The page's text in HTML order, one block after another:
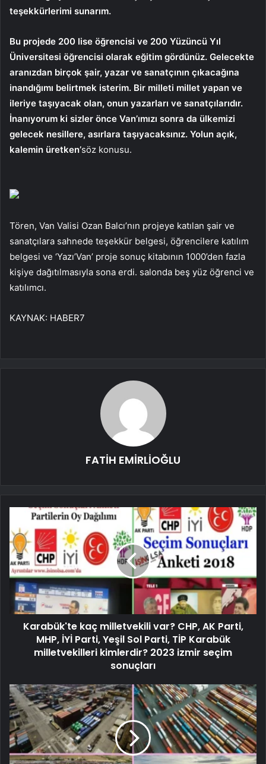
teşekkürlerimi sunarım.
Bu projede 200 lise öğrencisi ve 200 Yüzüncü Yıl
Üniversitesi öğrencisi olarak eğitim gördünüz. Gelecekte
aranızdan birçok şair, yazar ve sanatçının çıkacağına
inandığımı belirtmek isterim. Bir milleti millet yapan ve
ileriye taşıyacak olan, onun yazarları ve sanatçılarıdır.
İnanıyorum ki sizler önce Van’ımızı sonra da ülkemizi
gelecek nesillere, asırlara taşıyacaksınız. Yolun açık,
kalemin üretken’söz konusu.
Tören, Van Valisi Ozan Balcı’nın projeye katılan şair ve
sanatçılara sahnede teşekkür belgesi, öğrencilere katılım
belgesi ve ‘Yazı’Van’ proje sonuç kitabının 1000’den fazla
kişiye dağıtılmasıyla sona erdi. salonda beş yüz öğrenci ve
katılımcı.
KAYNAK: HABER7
FATİH EMİRLİOĞLU
Karabük'te kaç milletvekili var? CHP, AK Parti,
MHP, İYİ Parti, Yeşil Sol Parti, TİP Karabük
milletvekilleri kimlerdir? 2023 izmir seçim
sonuçları